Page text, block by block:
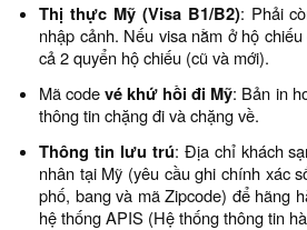
Thị thực Mỹ (Visa B1/B2): Phải
nhập cảnh. Nếu visa nằm ở hộ
cả 2 quyển hộ chiếu (cũ và mới).
Mã codevé khứ hồi đi Mỹ: Bản in
thông tin chặng đi và chặng về.
Thông tin lưu trú: Địa chỉ khách
nhân tại Mỹ (yêu cầu ghi chính xác
phố, bang và mã Zipcode) để hãng
hệ thống APIS (Hệ thống thông tin